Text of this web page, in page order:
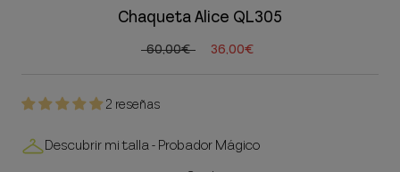
Chaqueta Alice QL305
60,00€ 36,00€
2 reseñas
Descubrir mi talla - Probador Mágico